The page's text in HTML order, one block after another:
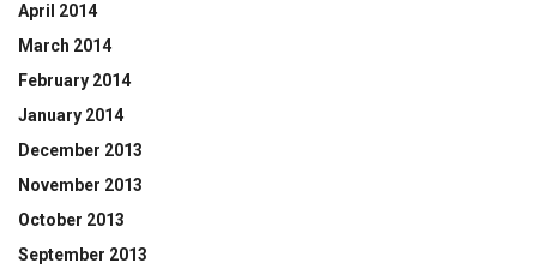
April 2014
March 2014
February 2014
January 2014
December 2013
November 2013
October 2013
September 2013